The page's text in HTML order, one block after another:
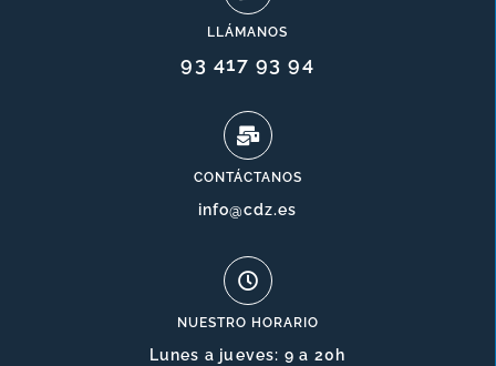
LLÁMANOS
93 417 93 94
CONTÁCTANOS
info@cdz.es
NUESTRO HORARIO
Lunes a jueves: 9 a 20h